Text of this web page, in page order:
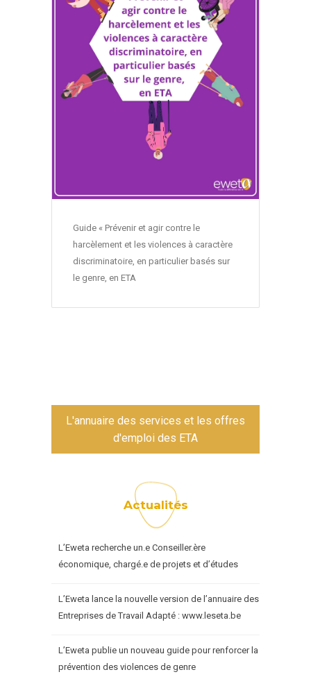
Guide « Prévenir et agir contre le
harcèlement et les violences à caractère
discriminatoire, en particulier basés sur
le genre, en ETA
L'annuaire des services et les offres
d'emploi des ETA
Actualités
L’Eweta recherche un.e Conseiller.ère
économique, chargé.e de projets et d’études
L’Eweta lance la nouvelle version de l’annuaire des
Entreprises de Travail Adapté : www.leseta.be
L’Eweta publie un nouveau guide pour renforcer la
prévention des violences de genre